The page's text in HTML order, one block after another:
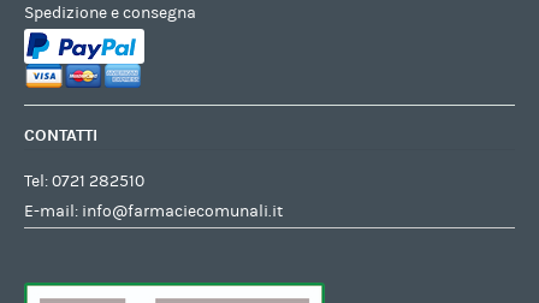
Spedizione e consegna
CONTATTI
Tel:0721 282510
E-mail: info@farmaciecomunali.it